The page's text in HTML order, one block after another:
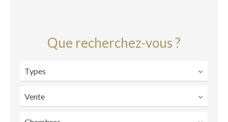
Que recherchez-vous ?
Types
Vente